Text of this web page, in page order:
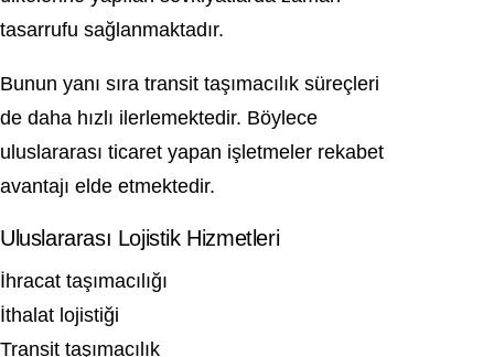
tasarrufu sağlanmaktadır.
Bunun yanı sıra transit taşımacılık süreçleri
de daha hızlı ilerlemektedir. Böylece
uluslararası ticaret yapan işletmeler rekabet
avantajı elde etmektedir.
Uluslararası Lojistik Hizmetleri
İhracat taşımacılığı
İthalat lojistiği
Transit taşımacılık